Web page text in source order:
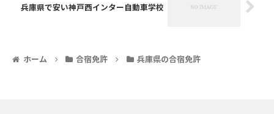
兵庫県で安い神戸西インター自動車学校
ホーム 合宿免許 兵庫県の合宿免許